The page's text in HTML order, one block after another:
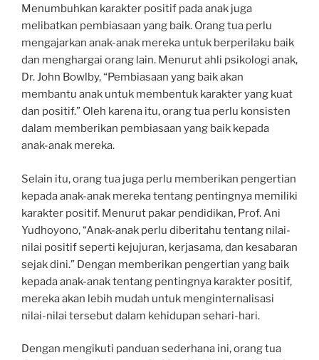
Menumbuhkan karakter positif pada anak juga
melibatkan pembiasaan yang baik. Orang tua perlu
mengajarkan anak-anak mereka untuk berperilaku baik
dan menghargai orang lain. Menurut ahli psikologi anak,
Dr. John Bowlby, “Pembiasaan yang baik akan
membantu anak untuk membentuk karakter yang kuat
dan positif.” Oleh karena itu, orang tua perlu konsisten
dalam memberikan pembiasaan yang baik kepada
anak-anak mereka.
Selain itu, orang tua juga perlu memberikan pengertian
kepada anak-anak mereka tentang pentingnya memiliki
karakter positif. Menurut pakar pendidikan, Prof. Ani
Yudhoyono, “Anak-anak perlu diberitahu tentang nilai-
nilai positif seperti kejujuran, kerjasama, dan kesabaran
sejak dini.” Dengan memberikan pengertian yang baik
kepada anak-anak tentang pentingnya karakter positif,
mereka akan lebih mudah untuk menginternalisasi
nilai-nilai tersebut dalam kehidupan sehari-hari.
Dengan mengikuti panduan sederhana ini, orang tua